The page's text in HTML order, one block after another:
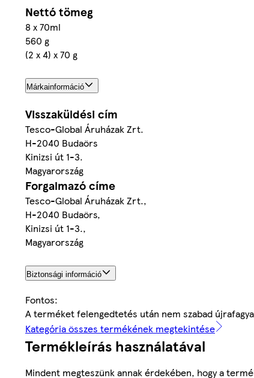
Nettó tömeg
8 x 70ml
560 g
(2 x 4) x 70 g
Márkainformáció
Visszaküldési cím
Tesco-Global Áruházak Zrt.
H-2040 Budaörs
Kinizsi út 1-3.
Magyarország
Forgalmazó címe
Tesco-Global Áruházak Zrt.,
H-2040 Budaörs,
Kinizsi út 1-3.,
Magyarország
Biztonsági információ
Fontos:
A terméket felengedtetés után nem szabad
Kategória összes termékének megtekintése
Termékleírás használatával
Mindent megteszünk annak érdekében, hogy a